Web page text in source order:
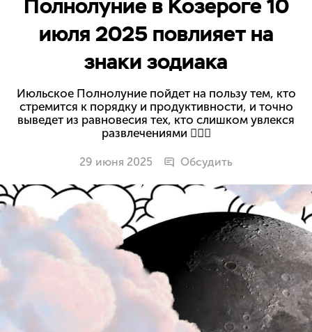
Полнолуние в Козероге 10
июля 2025 повлияет на
знаки зодиака
Июльское Полнолуние пойдет на пользу тем, кто
стремится к порядку и продуктивности, и точно
выведет из равновесия тех, кто слишком увлекся
развлечениями 💁🏻‍♀️
29 июня 2025 Обсудить